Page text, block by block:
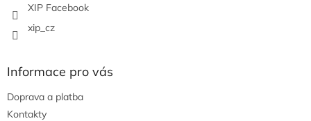
XIP Facebook
xip_cz
Informace pro vás
Doprava a platba
Kontakty